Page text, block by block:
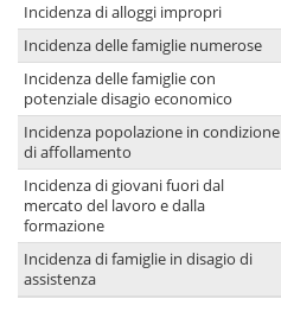
Incidenza di alloggi impropri
Incidenza delle famiglie numerose
Incidenza delle famiglie con
potenziale disagio economico
Incidenza popolazione in condizione
di affollamento
Incidenza di giovani fuori dal
mercato del lavoro e dalla
formazione
Incidenza di famiglie in disagio di
assistenza